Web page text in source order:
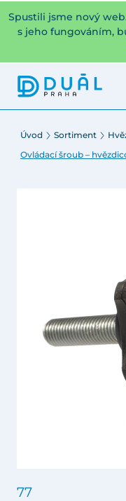
Spustili jsme nový
s jeho fungováním,
Úvod Sortiment
Ovládací šroub –
77